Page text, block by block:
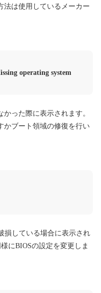
法は使用しているメーカー
operating system
った際に表示されます。
かブート領域の修復を行い
損している場合に表示され
にBIOSの設定を変更しま